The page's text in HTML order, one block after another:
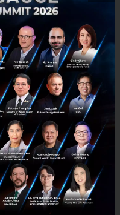
มาช่วยสร้างกลยุทธ์การ
Advisor
งเกิดตามๆ กันมาทั้งในไทย
ยที่นำ AI (Artificial
น Investme...
Advisor